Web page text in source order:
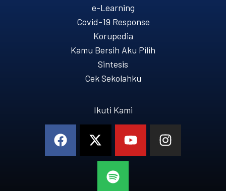
e-Learning
Covid-19 Response
Korupedia
Kamu Bersih Aku Pilih
Sintesis
Cek Sekolahku
Ikuti Kami